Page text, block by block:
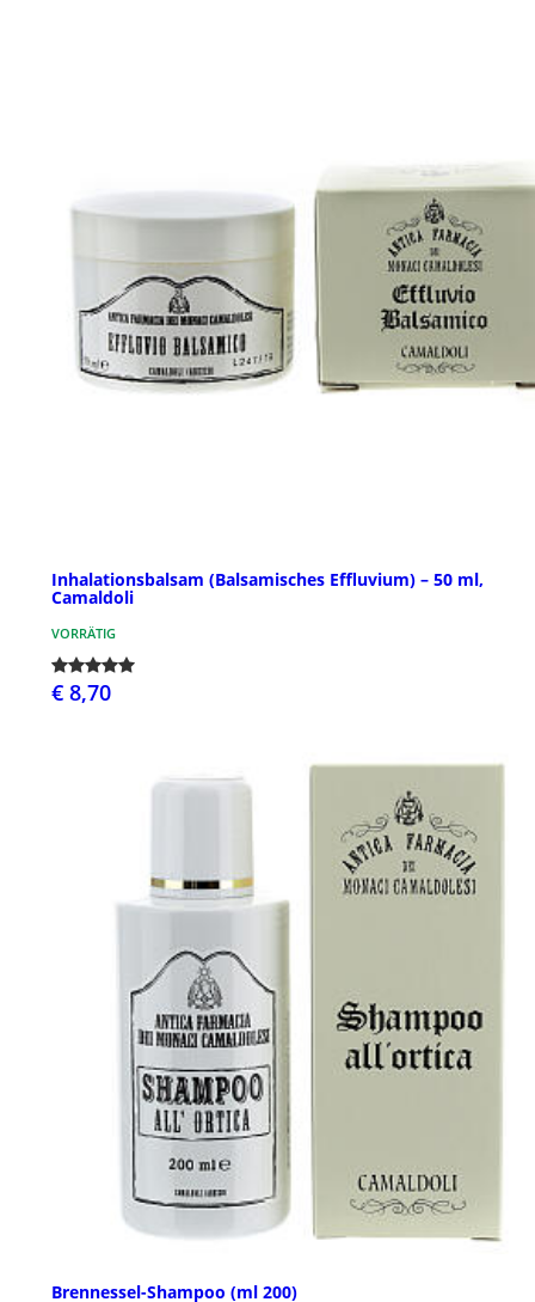
Inhalationsbalsam (Balsamisches Effluvium) – 50 ml,
Camaldoli
VORRÄTIG
€ 8,70
Brennessel-Shampoo (ml 200)